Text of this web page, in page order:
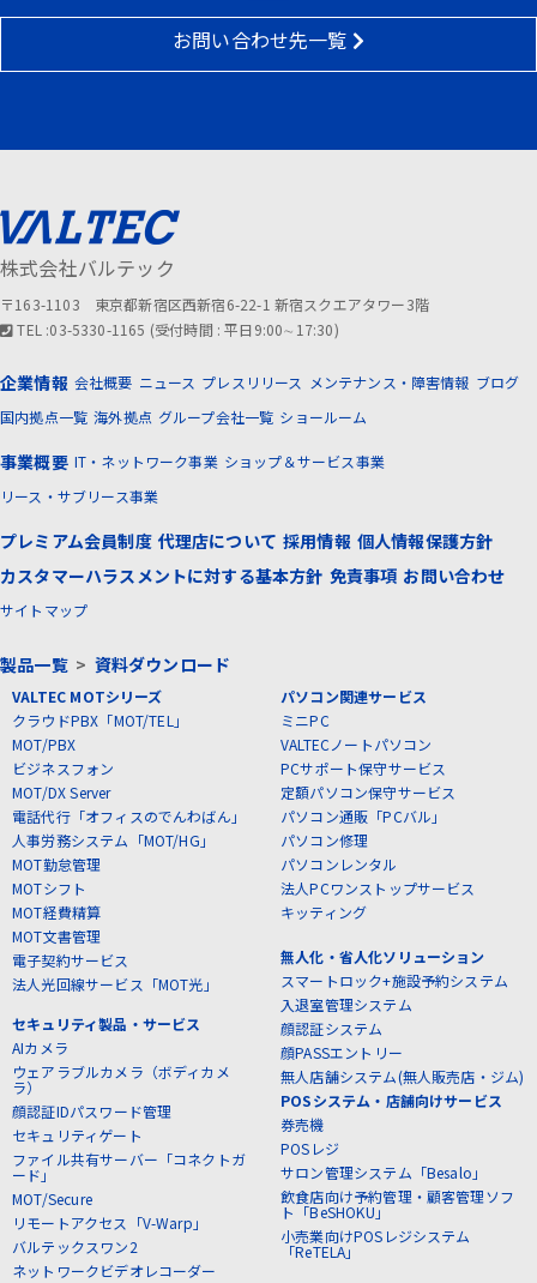
お問い合わせ先一覧
株式会社バルテック
〒163-1103 東京都新宿区西新宿6-22-1 新宿スクエアタワー3階
TEL :03-5330-1165 (受付時間 : 平日9:00∼17:30)
企業情報 会社概要 ニュース プレスリリース メンテナンス・障害情報 ブログ
国内拠点一覧 海外拠点 グループ会社一覧 ショールーム
事業概要 IT・ネットワーク事業 ショップ＆サービス事業
リース・サブリース事業
プレミアム会員制度 代理店について 採用情報 個人情報保護方針
カスタマーハラスメントに対する基本方針 免責事項 お問い合わせ
サイトマップ
製品一覧> 資料ダウンロード
VALTEC MOTシリーズ
クラウドPBX「MOT/TEL」
MOT/PBX
ビジネスフォン
MOT/DX Server
電話代行「オフィスのでんわばん」
人事労務システム「MOT/HG」
MOT勤怠管理
MOTシフト
MOT経費精算
MOT文書管理
電子契約サービス
法人光回線サービス「MOT光」
セキュリティ製品・サービス
AIカメラ
ウェアラブルカメラ（ボディカメ
ラ）
顔認証IDパスワード管理
セキュリティゲート
ファイル共有サーバー「コネクトガ
ード」
MOT/Secure
リモートアクセス「V-Warp」
バルテックスワン2
ネットワークビデオレコーダー
パソコン関連サービス
ミニPC
VALTECノートパソコン
PCサポート保守サービス
定額パソコン保守サービス
パソコン通販「PCバル」
パソコン修理
パソコンレンタル
法人PCワンストップサービス
キッティング
無人化・省人化ソリューション
スマートロック+施設予約システム
入退室管理システム
顔認証システム
顔PASSエントリー
無人店舗システム(無人販売店・ジム)
POSシステム・店舗向けサービス
券売機
POSレジ
サロン管理システム「Besalo」
飲食店向け予約管理・顧客管理ソフ
ト「BeSHOKU」
小売業向けPOSレジシステム
「ReTELA」